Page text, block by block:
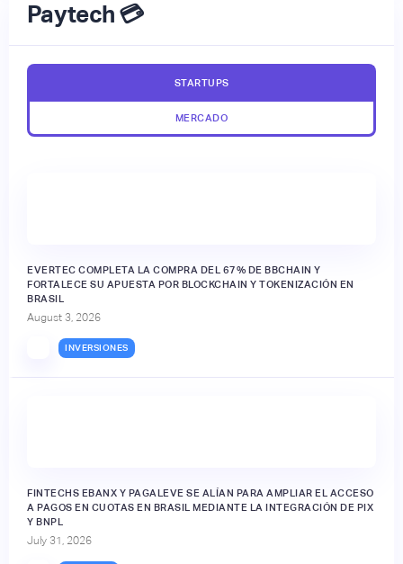
Paytech 💳
STARTUPS
MERCADO
EVERTEC COMPLETA LA COMPRA DEL 67% DE BBCHAIN Y
FORTALECE SU APUESTA POR BLOCKCHAIN Y TOKENIZACIÓN EN
BRASIL
August 3, 2026
INVERSIONES
FINTECHS EBANX Y PAGALEVE SE ALÍAN PARA AMPLIAR EL ACCESO
A PAGOS EN CUOTAS EN BRASIL MEDIANTE LA INTEGRACIÓN DE PIX
Y BNPL
July 31, 2026